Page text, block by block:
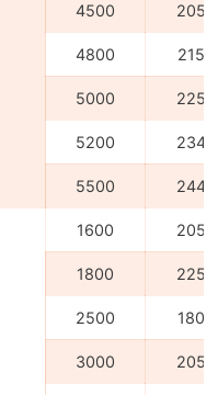
4500 2055
4800 2155
5000 2255
5200 2345
5500 2445
1600 2055
1800 2255
2500 1805
3000 2055